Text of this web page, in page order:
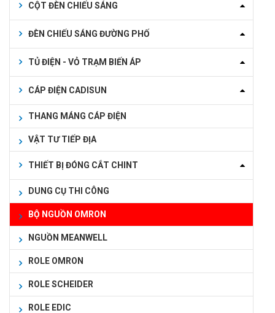
CỘT ĐÈN CHIẾU SÁNG
ĐÈN CHIẾU SÁNG ĐƯỜNG PHỐ
TỦ ĐIỆN - VỎ TRẠM BIẾN ÁP
CÁP ĐIỆN CADISUN
THANG MÁNG CÁP ĐIỆN
VẬT TƯ TIẾP ĐỊA
THIẾT BỊ ĐÓNG CẮT CHINT
DUNG CỤ THI CÔNG
BỘ NGUỒN OMRON
NGUỒN MEANWELL
ROLE OMRON
ROLE SCHEIDER
ROLE EDIC